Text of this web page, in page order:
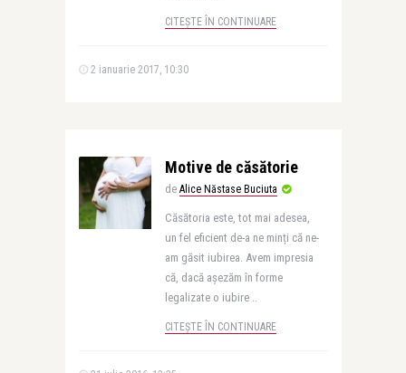
CITEȘTE ÎN CONTINUARE
2 ianuarie 2017, 10:30
Motive de căsătorie
de Alice Năstase Buciuta
Căsătoria este, tot mai adesea,
un fel eficient de-a ne minți că ne-
am găsit iubirea. Avem impresia
că, dacă așezăm în forme
legalizate o iubire ..
CITEȘTE ÎN CONTINUARE